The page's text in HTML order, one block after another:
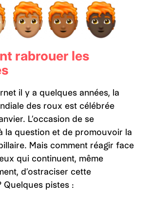
rabrouer les
il y a quelques années, la
des roux est célébrée
L’occasion de se
la question et de promouvoir la
Mais comment réagir face
qui continuent, même
d’ostraciser cette
Quelques pistes :